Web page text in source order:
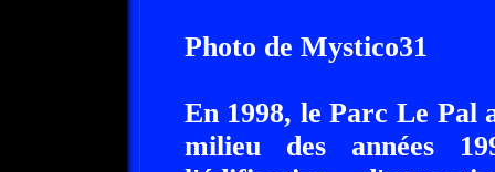
Photo de Mystico31
En 1998, le Parc Le Pal
milieu des années